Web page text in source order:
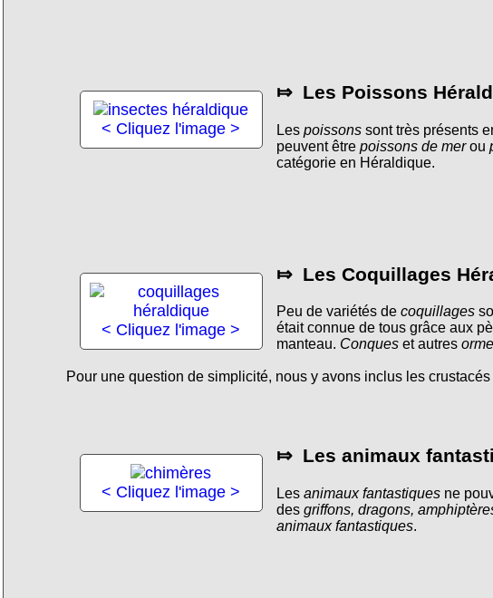
< Cliquez l'image >
⤇ Les Poissons
Les poissonssont très présents
peuvent être poissons de merou
catégorie en Héraldique.
< Cliquez l'image >
⤇ Les Coquillages
Peu de variétés de coquillages
était connue de tous grâce aux
manteau. Conqueset autres
Pour une question de simplicité, nous y avons inclus les
< Cliquez l'image >
⤇ Les animaux
Les animaux fantastiquesne
des griffons, dragons,
animaux fantastiques.